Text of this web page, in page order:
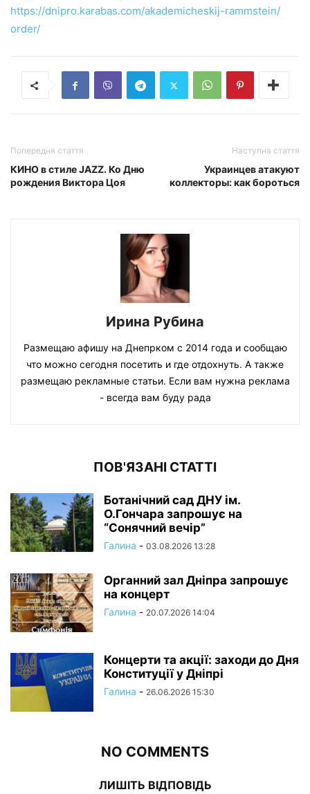
https://dnipro.karabas.com/akademicheskij-rammstein/
order/
Попередня стаття
КИНО в стиле JAZZ. Ко Дню
рождения Виктора Цоя
Наступна стаття
Украинцев атакуют
коллекторы: как бороться
Ирина Рубина
Размещаю афишу на Днепрком с 2014 года и сообщаю
что можно сегодня посетить и где отдохнуть. А также
размещаю рекламные статьи. Если вам нужна реклама
- всегда вам буду рада
ПОВ'ЯЗАНІ СТАТТІ
Ботанічний сад ДНУ ім.
О.Гончара запрошує на
“Сонячний вечір”
Галина - 03.08.2026 13:28
Органний зал Дніпра запрошує
на концерт
Галина - 20.07.2026 14:04
Концерти та акції: заходи до Дня
Конституції у Дніпрі
Галина - 26.06.2026 15:30
NO COMMENTS
ЛИШІТЬ ВІДПОВІДЬ